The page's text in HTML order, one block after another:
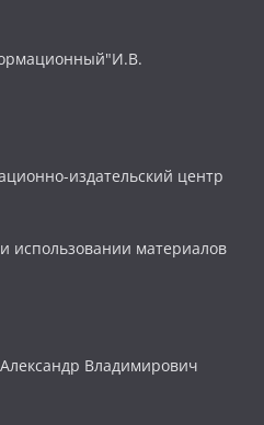
издательский центр
материалов
Владимирович